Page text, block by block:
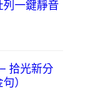
一鍵靜音
拾光新分
）